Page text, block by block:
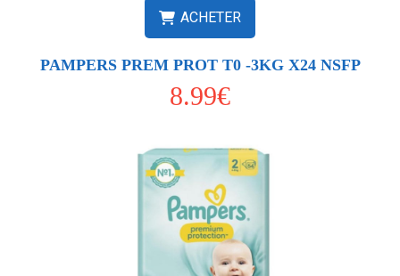
ACHETER
PAMPERS PREM PROT T0 -3KG X24 NSFP
8.99€